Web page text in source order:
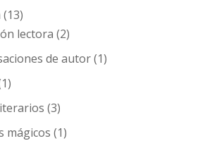
(13)
lectora (2)
de autor(1)
(3)
mágicos (1)